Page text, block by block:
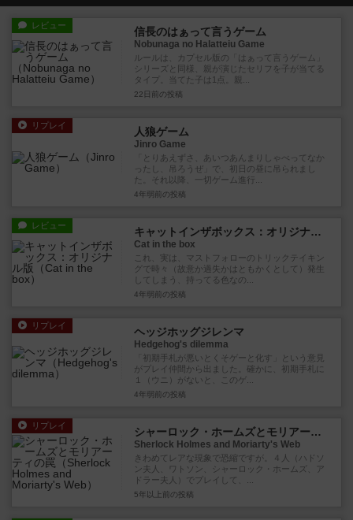
レビュー 信長のはぁって言うゲーム
Nobunaga no Halatteiu Game
ルールは、カプセル版の「はぁって言うゲーム」
シリーズと同様、親が演じたセリフを子が当てる
タイプ。当てた子は1点。親...
22日前 の投稿
リプレイ 人狼ゲーム
Jinro Game
「とりあえずさ、あいつあんまりしゃべってなか
ったし、吊ろうぜ」で、初日の昼に吊られまし
た。それ以降、一切ゲーム進行...
4年弱前 の投稿
レビュー キャットインザボックス：オリジナル版
Cat in the box
これ、実は、マストフォローのトリックテイキン
グで時々（故意か過失かはともかくとして）発生
してしまう、持ってる色なの...
4年弱前 の投稿
リプレイ ヘッジホッグジレンマ
Hedgehog's dilemma
「初期手札が悪いとくそゲーと化す」という意見
がプレイ仲間から出ました。確かに、初期手札に
１（ウニ）がないと、このゲ...
4年弱前 の投稿
リプレイ シャーロック・ホームズとモリアーティの罠
Sherlock Holmes and Moriarty's Web
きわめてレアな現象で恐縮ですが。４人（ハドソ
ン夫人、ワトソン、シャーロック・ホームズ、ア
ドラー夫人）でプレイして、...
5年以上前 の投稿